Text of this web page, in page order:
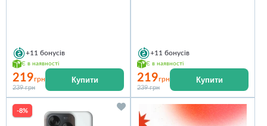
+11 бонусів
Є в наявності
219грн
239 грн
Купити
+11 бонусів
Є в наявності
219грн
239 грн
Купити
-8%